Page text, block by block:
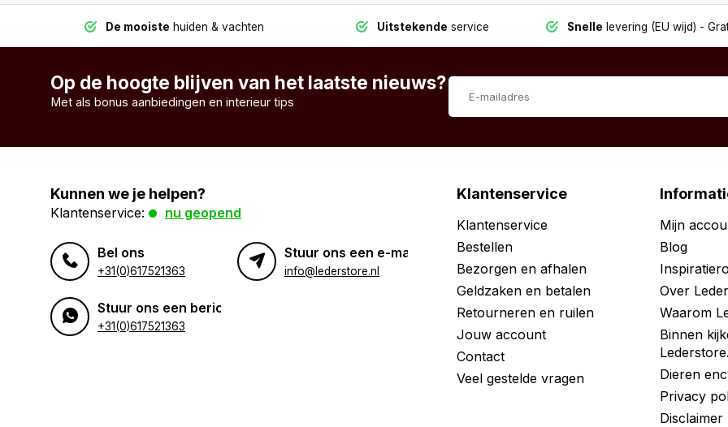
De mooiste huiden & vachten Uitstekende service Snelle levering (EU wijd) -
Op de hoogte blijven van het laatste nieuws?
Met als bonus aanbiedingen en interieur tips
Kunnen we je helpen?
Klantenservice: nu geopend
Bel ons
+31(0)617521363
Stuur ons een e-mail
info@lederstore.nl
Stuur ons een bericht
+31(0)617521363
Klantenservice
Klantenservice
Bestellen
Bezorgen en afhalen
Geldzaken en betalen
Retourneren en ruilen
Jouw account
Contact
Veel gestelde vragen
Mijn
Blog
Over
Waarom
Binnen
Dieren
Privacy
Disclaimer